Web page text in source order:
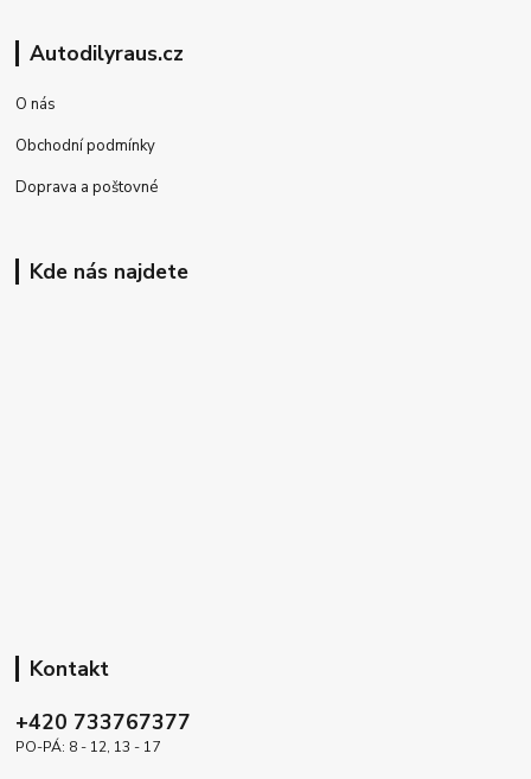
Autodilyraus.cz
O nás
Obchodní podmínky
Doprava a poštovné
Kde nás najdete
Kontakt
+420 733767377
PO-PÁ: 8 - 12, 13 - 17